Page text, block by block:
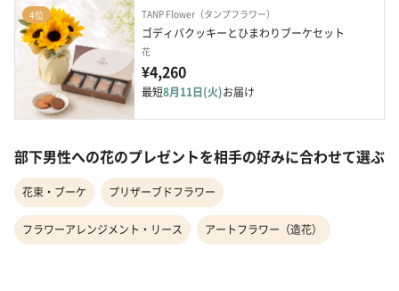
4位 TANP Flower（タンプフラワー）
ゴディバクッキーとひまわりブーケセット
花
¥4,260
最短8月11日(火)お届け
部下男性への花のプレゼントを相手の好みに合わせて選ぶ
花束・ブーケ プリザーブドフラワー
フラワーアレンジメント・リース アートフラワー（造花）